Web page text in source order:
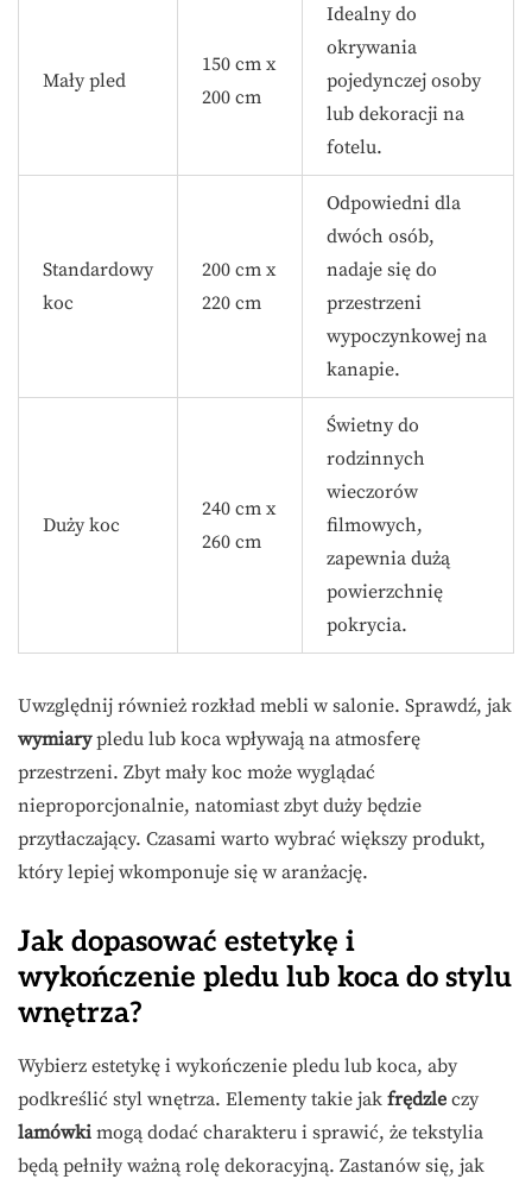
Mały pled
150 cm x
200 cm
Idealny do
okrywania
pojedynczej osoby
lub dekoracji na
fotelu.
Standardowy
koc
200 cm x
220 cm
Odpowiedni dla
dwóch osób,
nadaje się do
przestrzeni
wypoczynkowej na
kanapie.
Duży koc
240 cm x
260 cm
Świetny do
rodzinnych
wieczorów
filmowych,
zapewnia dużą
powierzchnię
pokrycia.
Uwzględnij również rozkład mebli w salonie. Sprawdź, jak
wymiarypledu lub koca wpływają na atmosferę
przestrzeni. Zbyt mały koc może wyglądać
nieproporcjonalnie, natomiast zbyt duży będzie
przytłaczający. Czasami warto wybrać większy produkt,
który lepiej wkomponuje się w aranżację.
Jak dopasować estetykę i
wykończenie pledu lub koca do stylu
wnętrza?
Wybierz estetykę i wykończenie pledu lub koca, aby
podkreślić styl wnętrza. Elementy takie jak frędzle czy
lamówki mogą dodać charakteru i sprawić, że tekstylia
będą pełniły ważną rolę dekoracyjną. Zastanów się, jak